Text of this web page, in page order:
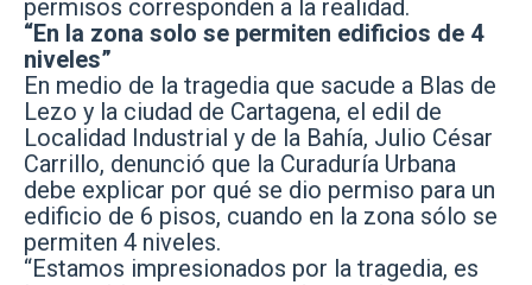
permisos corresponden a la realidad.
“En la zona solo se permiten edificios de 4
niveles”
En medio de la tragedia que sacude a Blas de
Lezo y la ciudad de Cartagena, el edil de
Localidad Industrial y de la Bahía, Julio César
Carrillo, denunció que la Curaduría Urbana
debe explicar por qué se dio permiso para un
edificio de 6 pisos, cuando en la zona sólo se
permiten 4 niveles.
“Estamos impresionados por la tragedia, es